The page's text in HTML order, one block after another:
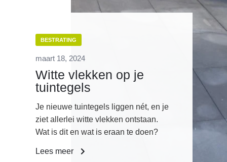
BESTRATING
maart 18, 2024
Witte vlekken op je
tuintegels
Je nieuwe tuintegels liggen nét, en je
ziet allerlei witte vlekken ontstaan.
Wat is dit en wat is eraan te doen?
Lees meer